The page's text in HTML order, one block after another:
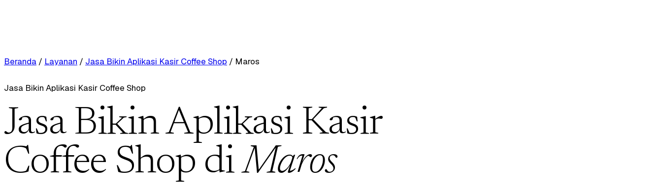
Beranda / Layanan / Jasa Bikin Aplikasi Kasir Coffee Shop / Maros
Jasa Bikin Aplikasi Kasir Coffee Shop
Jasa Bikin Aplikasi Kasir
Coffee Shop diMaros